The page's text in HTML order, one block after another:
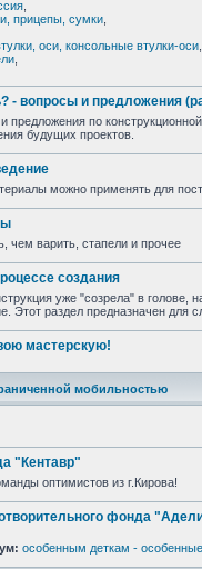
прицепы, сумки
оси, консольные втулки-оси
- вопросы и предложения
предложения по
будущих проектов.
можно применять для
чем варить, стапели и прочее
создания
уже "созрела" в голове,
Этот раздел предназначен для
мастерскую!
мобильностью
"Кентавр"
оптимистов из г.Кирова!
фонда
особенным деткам -